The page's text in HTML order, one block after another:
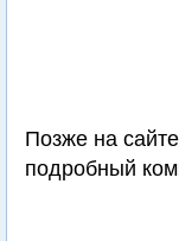
Позже на
подробный